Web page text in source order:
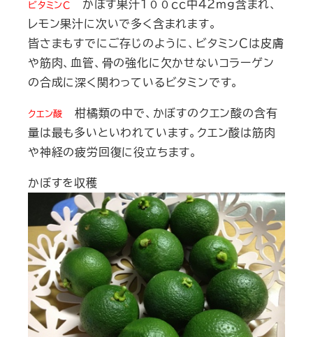
ビタミンＣ
かぼす果汁１００ｃｃ中４２ｍｇ含まれ、
レモン果汁に次いで多く含まれます。
皆さまもすでにご存じのように、ビタミンＣは皮膚
や筋肉、血管、骨の強化に欠かせないコラーゲン
の合成に深く関わっているビタミンです。
クエン酸
柑橘類の中で、かぼすのクエン酸の含有
量は最も多いといわれています。クエン酸は筋肉
や神経の疲労回復に役立ちます。
かぼすを収穫